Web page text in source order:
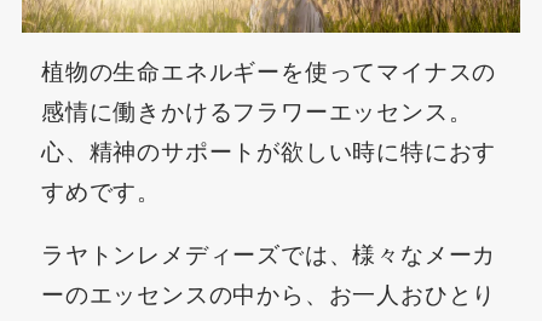
植物の生命エネルギーを使ってマイナスの
感情に働きかけるフラワーエッセンス。
心、精神のサポートが欲しい時に特におす
すめです。
ラヤトンレメディーズでは、様々なメーカ
ーのエッセンスの中から、お一人おひとり